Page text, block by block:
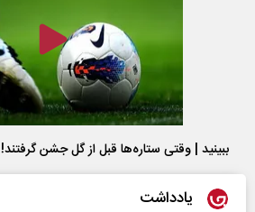
ببینید | وقتی ستاره‌ها قبل از گل جشن گرفتند!
یادداشت